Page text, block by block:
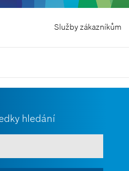
Služby zákazníkům
hledání